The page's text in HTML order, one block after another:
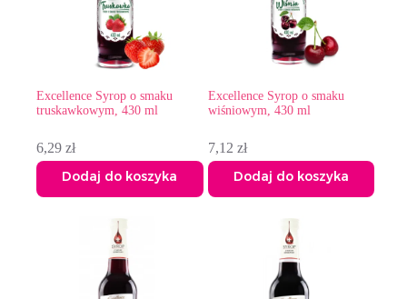
Excellence Syrop o smaku
truskawkowym, 430 ml
6,29 zł
Dodaj do koszyka
Excellence Syrop o smaku
wiśniowym, 430 ml
7,12 zł
Dodaj do koszyka